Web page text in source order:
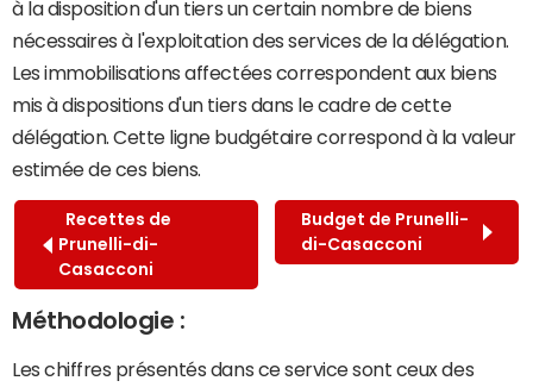
à la disposition d'un tiers un certain nombre de biens
nécessaires à l'exploitation des services de la délégation.
Les immobilisations affectées correspondent aux biens
mis à dispositions d'un tiers dans le cadre de cette
délégation. Cette ligne budgétaire correspond à la valeur
estimée de ces biens.
Recettes de
Prunelli-di-
Casacconi
Budget de Prunelli-
di-Casacconi
Méthodologie :
Les chiffres présentés dans ce service sont ceux des